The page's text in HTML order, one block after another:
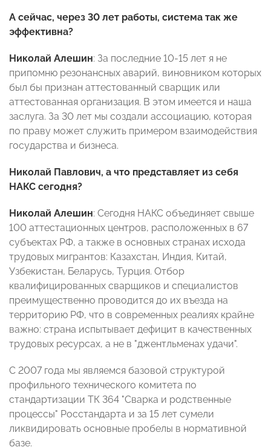
А сейчас, через 30 лет работы, система так же
эффективна?
Николай Алешин: За последние 10-15 лет я не
припомню резонансных аварий, виновником которых
был бы признан аттестованный сварщик или
аттестованная организация. В этом имеется и наша
заслуга. За 30 лет мы создали ассоциацию, которая
по праву может служить примером взаимодействия
государства и бизнеса.
Николай Павлович, а что представляет из себя
НАКС сегодня?
Николай Алешин: Сегодня НАКС объединяет свыше
100 аттестационных центров, расположенных в 67
субъектах РФ, а также в основных странах исхода
трудовых мигрантов: Казахстан, Индия, Китай,
Узбекистан, Беларусь, Турция. Отбор
квалифицированных сварщиков и специалистов
преимущественно проводится до их въезда на
территорию РФ, что в современных реалиях крайне
важно: страна испытывает дефицит в качественных
трудовых ресурсах, а не в "джентльменах удачи".
С 2007 года мы являемся базовой структурой
профильного технического комитета по
стандартизации ТК 364 "Сварка и родственные
процессы" Росстандарта и за 15 лет сумели
ликвидировать основные пробелы в нормативной
базе.